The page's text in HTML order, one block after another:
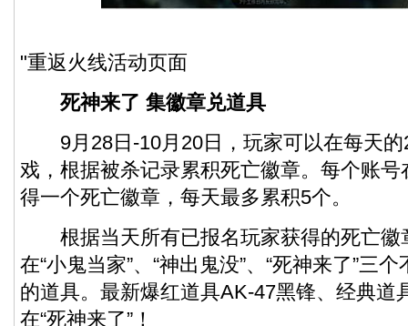
"重返火线活动页面
死神来了 集徽章兑道具
9月28日-10月20日，玩家可以在每天的
戏，根据被杀记录累积死亡徽章。每个账
得一个死亡徽章，每天最多累积5个。
根据当天所有已报名玩家获得的死亡徽
在“小鬼当家”、“神出鬼没”、“死神来了”三
的道具。最新爆红道具AK-47黑锋、经典道
在“死神来了”！